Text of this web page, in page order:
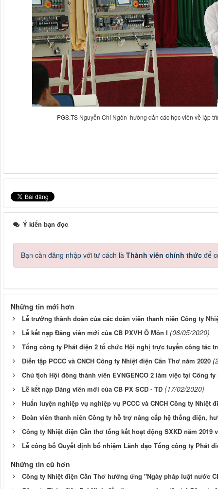
PGS.TS Nguyễn Chí Ngôn hướng dẫn các học viên về lập
Ý kiến bạn đọc
Bạn cần đăng nhập với tư cách là Thành viên chính thức để
Những tin mới hơn
Lễ trưởng thành đoàn của các đoàn viên thanh niên Công ty
Lễ kết nạp Đảng viên mới của CB PXVH Ô Môn I (06/05/2020)
Tổng công ty Phát điện 2 tổ chức Hội nghị trực tuyến công tác
Diễn tập PCCC và CNCH Công ty Nhiệt điện Cần Thơ năm 2020
Chủ tịch Hội đồng thành viên EVNGENCO 2 làm việc tại Công
Lễ kết nạp Đảng viên mới của CB PX SCĐ - TĐ (17/02/2020)
Huấn luyện nghiệp vụ nghiệp vụ PCCC và CNCH Công ty Nhiệt
Đoàn viên thanh niên Công ty hỗ trợ nâng cấp hệ thống điện,
Công ty Nhiệt điện Cần thơ tổng kết hoạt động SXKD năm 2019
Lễ công bố Quyết định bổ nhiệm Lãnh đạo Tổng công ty Phát
Những tin cũ hơn
Công ty Nhiệt điện Cần Thơ hưởng ứng "Ngày pháp luật nước